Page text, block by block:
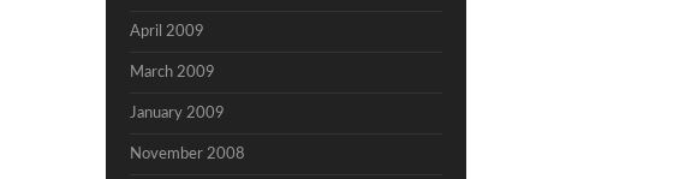
April 2009
March 2009
January 2009
November 2008